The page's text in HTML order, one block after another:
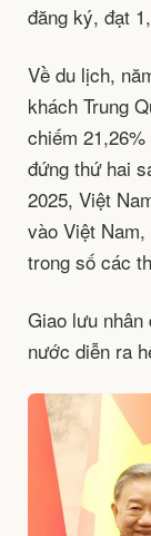
đăng ký, đạt
Về du lịch,
khách Trung
chiếm
đứng thứ hai
2025, Việt
vào Việt
trong số các
Giao lưu
nước diễn ra